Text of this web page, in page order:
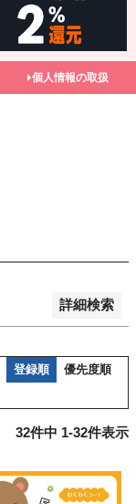
個人情報の取扱
詳細検索
登録順
優先度順
32件中 1-32件表示